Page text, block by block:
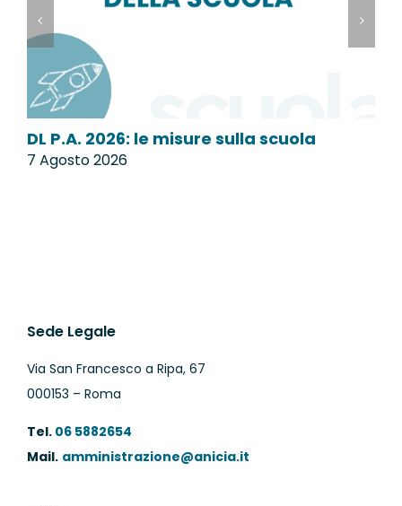
DL P.A. 2026: le misure sulla scuola
7 Agosto 2026
Sede Legale
Via San Francesco a Ripa, 67
000153 – Roma
Tel.06 5882654
Mail. amministrazione@anicia.it